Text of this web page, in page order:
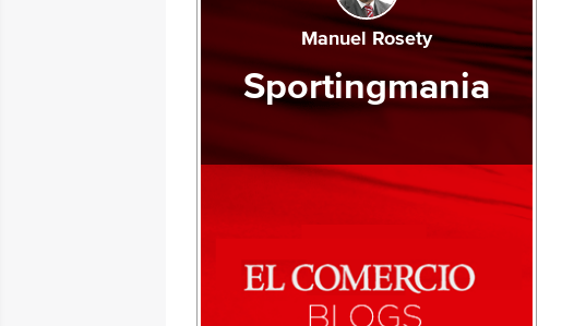
Manuel Rosety
Sportingmania